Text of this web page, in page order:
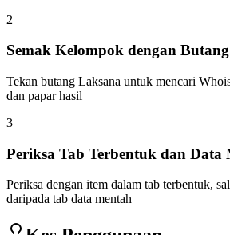
2
Semak Kelompok dengan
Tekan butang Laksana untuk mencari
dan papar hasil
3
Periksa Tab Terbentuk dan Data
Periksa dengan item dalam tab terbentuk,
daripada tab data mentah